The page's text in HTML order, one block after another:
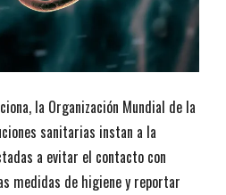
la Organización Mundial de la
sanitarias instan a la
a evitar el contacto con
medidas de higiene y reportar